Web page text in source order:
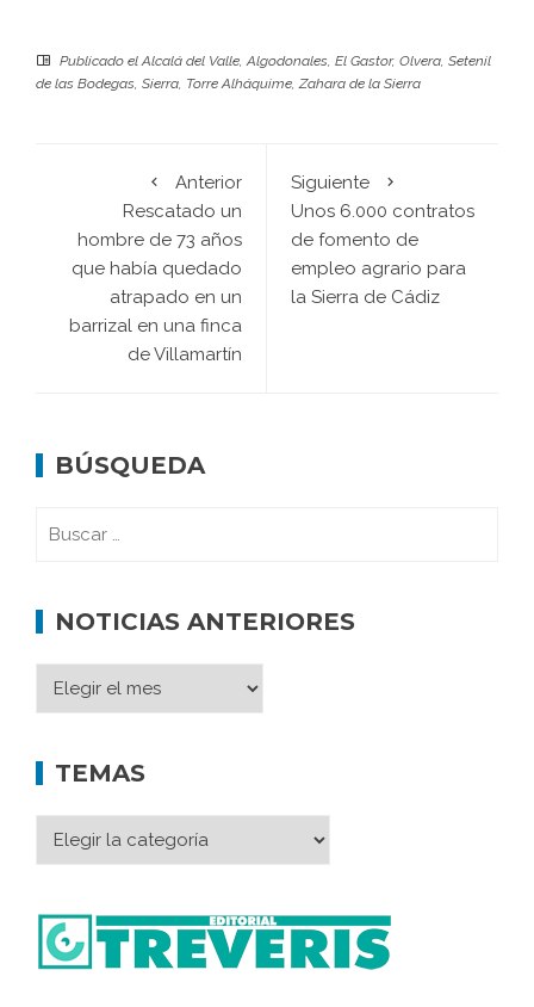
Publicado el Alcalá del Valle Algodonales El Gastor, Olvera Setenil
de las Bodegas Sierra Torre Alháquime Zahara de la Sierra
Anterior
Rescatado un
hombre de 73 años
que había quedado
atrapado en un
barrizal en una finca
de Villamartín
Siguiente
Unos 6.000 contratos
de fomento de
empleo agrario para
la Sierra de Cádiz
BÚSQUEDA
NOTICIAS ANTERIORES
TEMAS